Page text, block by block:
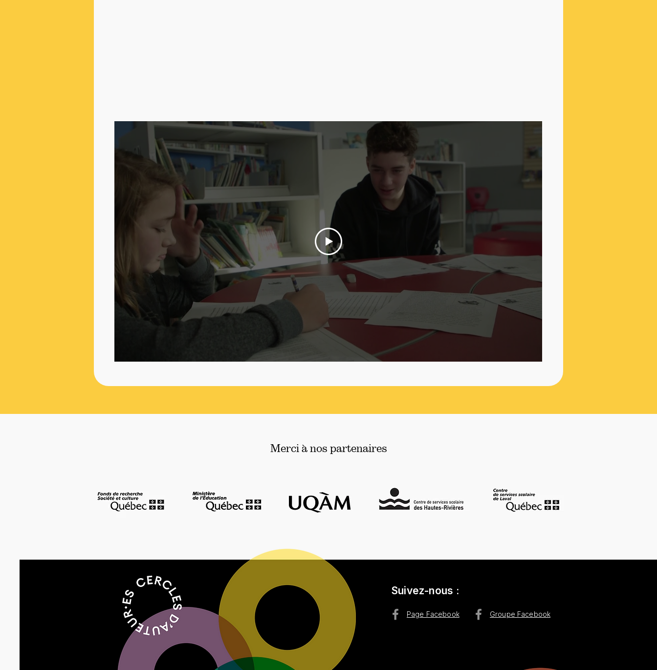
Merci à nos partenaires
Suivez-nous :
Page Facebook Groupe Facebook